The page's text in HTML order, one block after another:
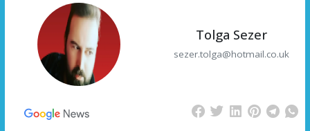
Tolga Sezer
sezer.tolga@hotmail.co.uk